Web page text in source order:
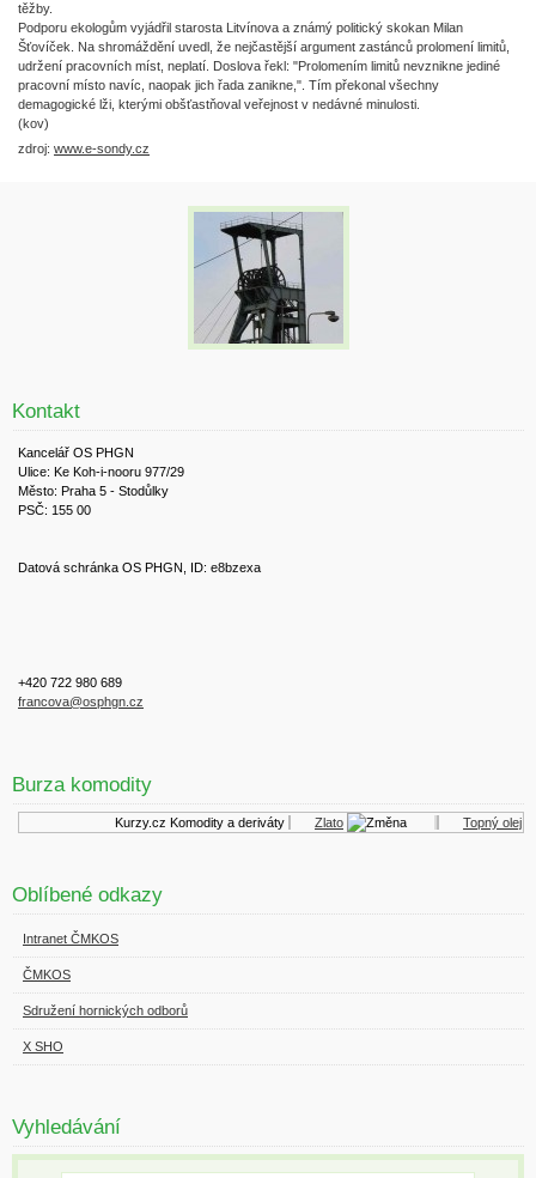
těžby.
Podporu ekologům vyjádřil starosta Litvínova a známý politický skokan Milan
Šťovíček. Na shromáždění uvedl, že nejčastější argument zastánců prolomení limitů,
udržení pracovních míst, neplatí. Doslova řekl: "Prolomením limitů nevznikne jediné
pracovní místo navíc, naopak jich řada zanikne,". Tím překonal všechny
demagogické lži, kterými obšťastňoval veřejnost v nedávné minulosti.
(kov)
zdroj: www.e-sondy.cz
Kontakt
Kancelář OS PHGN
Ulice: Ke Koh-i-nooru 977/29
Město: Praha 5 - Stodůlky
PSČ: 155 00
Datová schránka OS PHGN, ID: e8bzexa
+420 722 980 689
francova@osphgn.cz
Burza komodity
Kurzy.cz Komodity a deriváty Zlato Topný olej
Oblíbené odkazy
Intranet ČMKOS
ČMKOS
Sdružení hornických odborů
X SHO
Vyhledávání